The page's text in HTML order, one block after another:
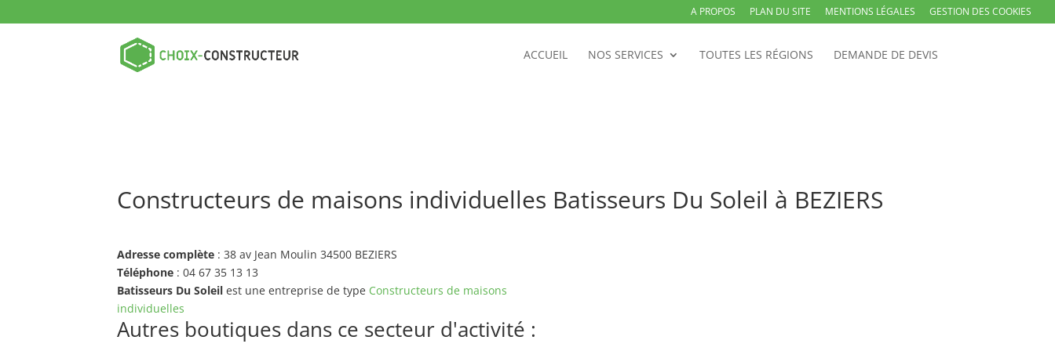
A PROPOS PLAN DU SITE MENTIONS LÉGALES GESTION DES COOKIES
ACCUEIL NOS SERVICES TOUTES LES RÉGIONS DEMANDE DE DEVIS
Constructeurs de maisons individuelles Batisseurs Du Soleil à BEZIERS
Adresse complète : 38 av Jean Moulin 34500 BEZIERS
Téléphone : 04 67 35 13 13
Batisseurs Du Soleil est une entreprise de type Constructeurs de maisons
individuelles
Autres boutiques dans ce secteur d'activité :